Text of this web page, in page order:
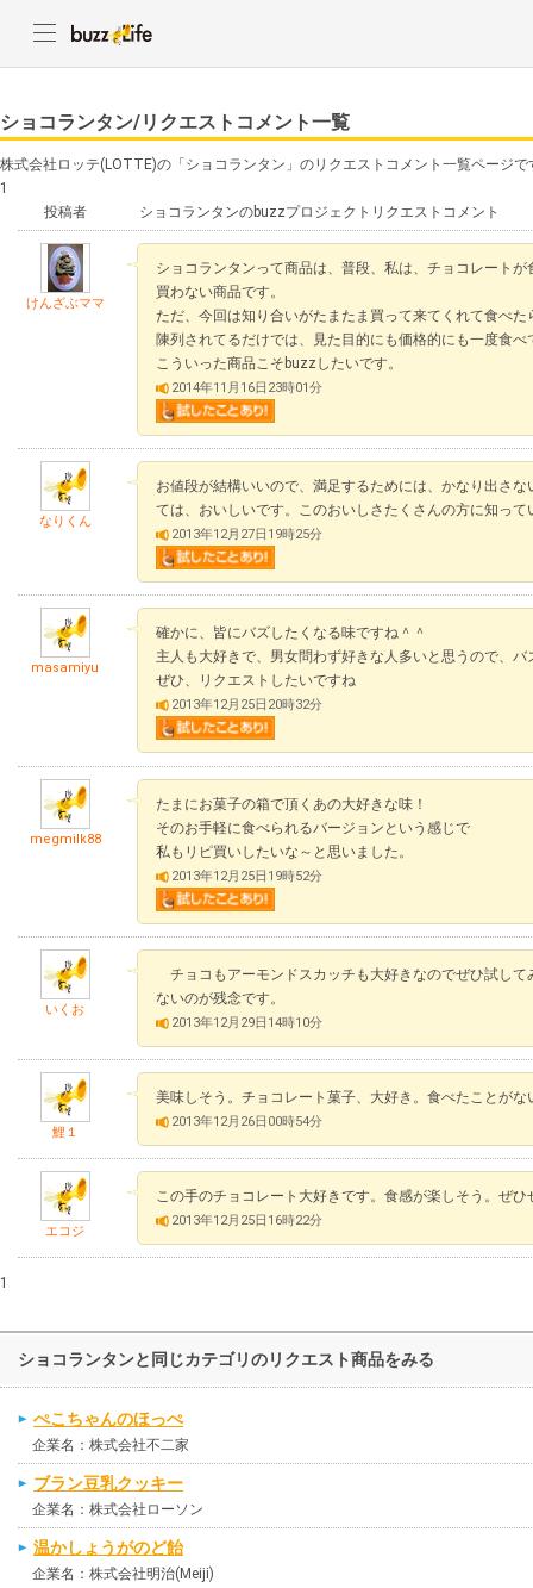
ショコランタン/リクエストコメント一覧
株式会社ロッテ(LOTTE)の「ショコランタン」のリクエストコメント一覧ページで
1
投稿者
ショコランタンのbuzzプロジェクトリクエストコメント
けんざぶママ
ショコランタンって商品は、普段、私は、チョコレート
買わない商品です。
ただ、今回は知り合いがたまたま買って来てくれて食べ
陳列されてるだけでは、見た目的にも価格的にも一度食
こういった商品こそbuzzしたいです。
2014年11月16日23時01分
なりくん
お値段が結構いいので、満足するためには、かなり出さ
ては、おいしいです。このおいしさたくさんの方に知って
2013年12月27日19時25分
masamiyu
確かに、皆にバズしたくなる味ですね＾＾
主人も大好きで、男女問わず好きな人多いと思うので、
ぜひ、リクエストしたいですね
2013年12月25日20時32分
megmilk88
たまにお菓子の箱で頂くあの大好きな味！
そのお手軽に食べられるバージョンという感じで
私もリピ買いしたいな～と思いました。
2013年12月25日19時52分
いくお
チョコもアーモンドスカッチも大好きなのでぜひ試し
ないのが残念です。
2013年12月29日14時10分
鯉１
美味しそう。チョコレート菓子、大好き。食べたことが
2013年12月26日00時54分
エコジ
この手のチョコレート大好きです。食感が楽しそう。ぜ
2013年12月25日16時22分
1
ショコランタンと同じカテゴリのリクエスト商品をみる
ぺこちゃんのほっぺ
企業名：株式会社不二家
ブラン豆乳クッキー
企業名：株式会社ローソン
温かしょうがのど飴
企業名：株式会社明治(Meiji)